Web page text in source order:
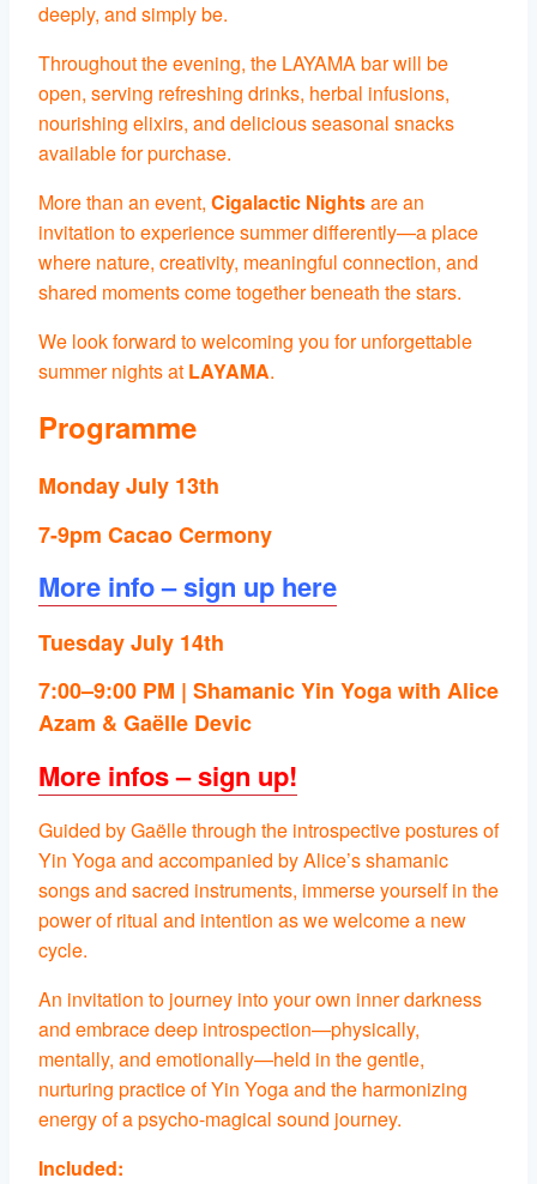
deeply, and simply be.
Throughout the evening, the LAYAMA bar will be
open, serving refreshing drinks, herbal infusions,
nourishing elixirs, and delicious seasonal snacks
available for purchase.
More than an event, Cigalactic Nightsare an
invitation to experience summer differently—a place
where nature, creativity, meaningful connection, and
shared moments come together beneath the stars.
We look forward to welcoming you for unforgettable
summer nights at LAYAMA.
Programme
Monday July 13th
7-9pm Cacao Cermony
More info – sign up here
Tuesday July 14th
7:00–9:00 PM | Shamanic Yin Yoga with Alice
Azam & Gaëlle Devic
More infos – sign up!
Guided by Gaëlle through the introspective postures of
Yin Yoga and accompanied by Alice’s shamanic
songs and sacred instruments, immerse yourself in the
power of ritual and intention as we welcome a new
cycle.
An invitation to journey into your own inner darkness
and embrace deep introspection—physically,
mentally, and emotionally—held in the gentle,
nurturing practice of Yin Yoga and the harmonizing
energy of a psycho-magical sound journey.
Included: